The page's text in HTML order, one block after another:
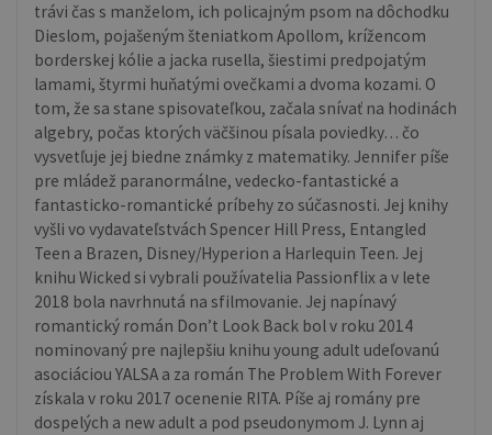
trávi čas s manželom, ich policajným psom na dôchodku
Dieslom, pojašeným šteniatkom Apollom, krížencom
borderskej kólie a jacka rusella, šiestimi predpojatým
lamami, štyrmi huňatými ovečkami a dvoma kozami. O
tom, že sa stane spisovateľkou, začala snívať na hodinách
algebry, počas ktorých väčšinou písala poviedky… čo
vysvetľuje jej biedne známky z matematiky. Jennifer píše
pre mládež paranormálne, vedecko-fantastické a
fantasticko-romantické príbehy zo súčasnosti. Jej knihy
vyšli vo vydavateľstvách Spencer Hill Press, Entangled
Teen a Brazen, Disney/Hyperion a Harlequin Teen. Jej
knihu Wicked si vybrali používatelia Passionflix a v lete
2018 bola navrhnutá na sfilmovanie. Jej napínavý
romantický román Don’t Look Back bol v roku 2014
nominovaný pre najlepšiu knihu young adult udeľovanú
asociáciou YALSA a za román The Problem With Forever
získala v roku 2017 ocenenie RITA. Píše aj romány pre
dospelých a new adult a pod pseudonymom J. Lynn aj